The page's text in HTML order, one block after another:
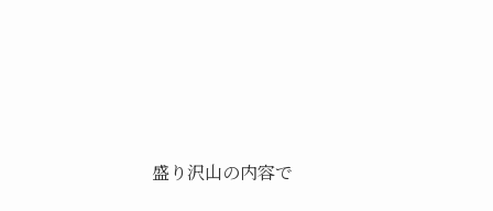
盛り沢山の内容で